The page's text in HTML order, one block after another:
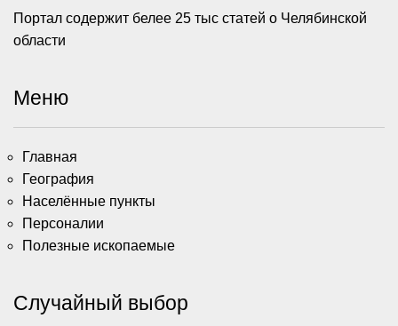
Портал содержит белее 25 тыс статей о Челябинской
области
Меню
Главная
География
Населённые пункты
Персоналии
Полезные ископаемые
Случайный выбор